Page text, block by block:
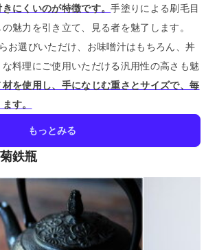
にくいのが特徴です。手塗りによる刷毛目
魅力を引き立て、見る者を魅了します。
お選びいただけ、お味噌汁はもちろん、丼
料理にご使用いただける汎用性の高さも魅
を使用し、手になじむ重さとサイズで、毎
す。
もっとみる
鉄瓶